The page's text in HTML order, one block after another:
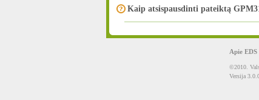
Kaip atsispausdinti pateiktą
Apie EDS
©2010.
Versija